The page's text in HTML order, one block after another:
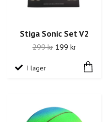
Stiga Sonic Set V2
299 kr 199 kr
I lager